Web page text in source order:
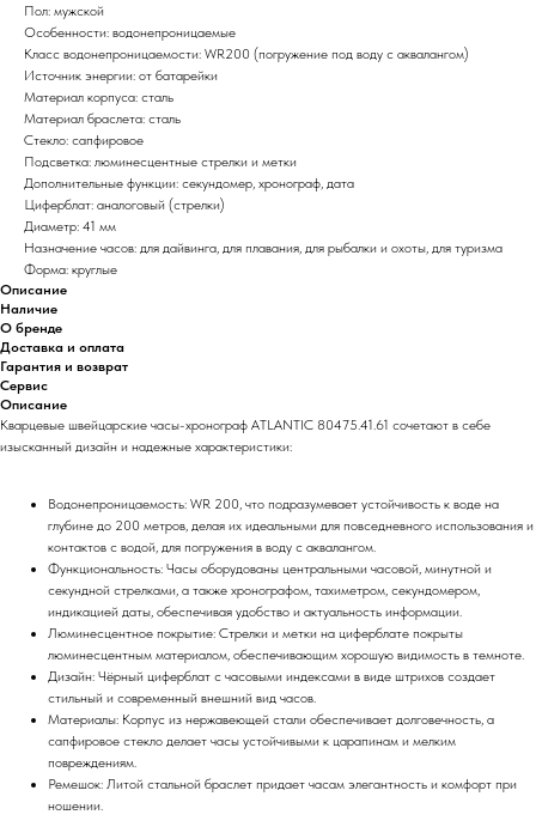
Пол: мужской
Особенности: водонепроницаемые
Класс водонепроницаемости: WR200 (погружение под воду с аквалангом)
Источник энергии: от батарейки
Материал корпуса: сталь
Материал браслета: сталь
Стекло: сапфировое
Подсветка: люминесцентные стрелки и метки
Дополнительные функции: секундомер, хронограф, дата
Циферблат: аналоговый (стрелки)
Диаметр: 41 мм
Назначение часов: для дайвинга, для плавания, для рыбалки и охоты, для туризма
Форма: круглые
Описание
Наличие
О бренде
Доставка и оплата
Гарантия и возврат
Сервис
Описание
Кварцевые швейцарские часы-хронограф ATLANTIC 80475.41.61 сочетают в себе
изысканный дизайн и надежные характеристики:
Водонепроницаемость: WR 200, что подразумевает устойчивость к воде на
глубине до 200 метров, делая их идеальными для повседневного использования и
контактов с водой, для погружения в воду с аквалангом.
Функциональность: Часы оборудованы центральными часовой, минутной и
секундной стрелками, а также хронографом, тахиметром, секундомером,
индикацией даты, обеспечивая удобство и актуальность информации.
Люминесцентное покрытие: Стрелки и метки на циферблате покрыты
люминесцентным материалом, обеспечивающим хорошую видимость в темноте.
Дизайн: Чёрный циферблат с часовыми индексами в виде штрихов создает
стильный и современный внешний вид часов.
Материалы: Корпус из нержавеющей стали обеспечивает долговечность, а
сапфировое стекло делает часы устойчивыми к царапинам и мелким
повреждениям.
Ремешок: Литой стальной браслет придает часам элегантность и комфорт при
ношении.